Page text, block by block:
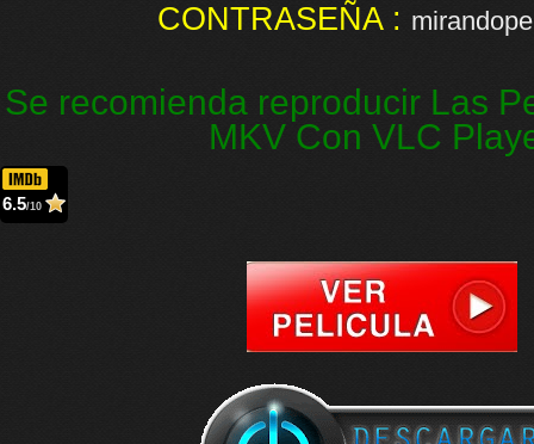
CONTRASEÑA :
Se recomienda reproducir Las
MKV Con VLC
6.5/10